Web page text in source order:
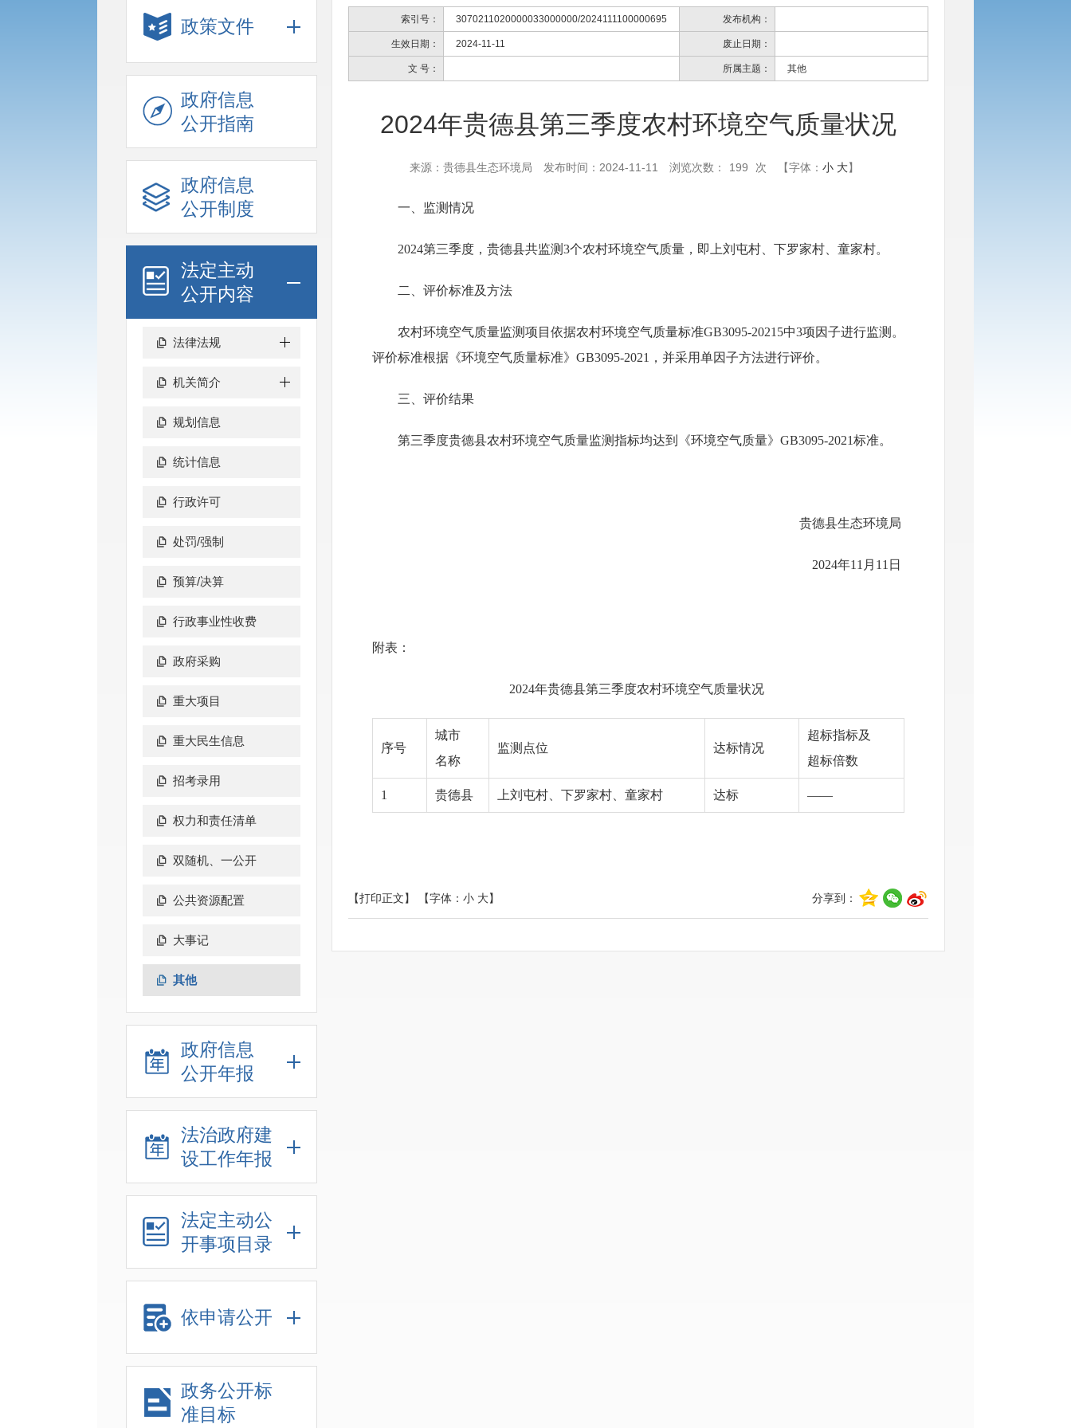
政策文件
政府信息
公开指南
政府信息
公开制度
法定主动
公开内容
法律法规
机关简介
规划信息
统计信息
行政许可
处罚/强制
预算/决算
行政事业性收费
政府采购
重大项目
重大民生信息
招考录用
权力和责任清单
双随机、一公开
公共资源配置
大事记
其他
政府信息
公开年报
法治政府建
设工作年报
法定主动公
开事项目录
依申请公开
政务公开标
准目标
索引号： 3070211020000033000000/2024111100000695 发布机构：
生效日期： 2024-11-11 废止日期：
文 号： 所属主题： 其他
2024年贵德县第三季度农村环境空气质量状况
来源：贵德县生态环境局 发布时间：2024-11-11 浏览次数： 199 次 【字体： 小 大】
一、 监测情况
2024第三季度 ， 贵德县共监测3个农村环境空气质量， 即 上刘屯村、下罗家村、童家村。
二、 评价标准及方法
农村环境空气质量监测项目 依据农村环境空气质量标准GB3095-20215中3项因子进行监测 。
评价标准根据 《环境空气质量标准》 GB3095-2021，并采用单因子方法进行评价。
三、 评价结果
第三季度贵德县农村环境空气质量监测指标均达到 《环境空气质量》 GB3095-2021标准。
贵德县生态环境局
2024年11月11日
附表：
2024年贵德县第三季度农村环境空气质量状况
序号
城市
名称
监测点位 达标情况
超标指标及
超标倍数
1 贵德县 上刘屯村、下罗家村、童家村 达标 ——
【打印正文】 分享到：
【字体： 小 大】